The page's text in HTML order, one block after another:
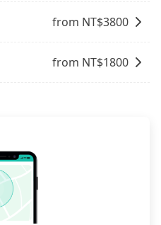
務更多的旅客，意味著使
控管會更佳。但tripool網
說越早預訂價格越優，且
from NT$3800
from NT$1800